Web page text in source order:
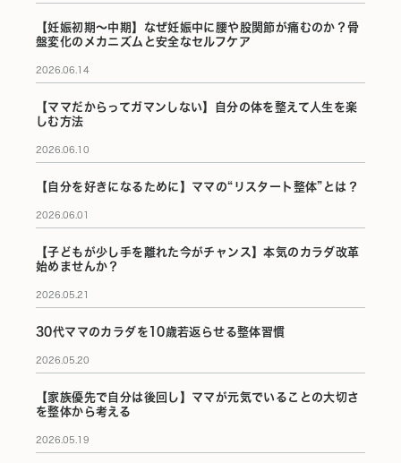
【妊娠初期〜中期】なぜ妊娠中に腰や股関節が痛むのか？骨
盤変化のメカニズムと安全なセルフケア
2026.06.14
【ママだからってガマンしない】自分の体を整えて人生を楽
しむ方法
2026.06.10
【自分を好きになるために】ママの“リスタート整体”とは？
2026.06.01
【子どもが少し手を離れた今がチャンス】本気のカラダ改革
始めませんか？
2026.05.21
30代ママのカラダを10歳若返らせる整体習慣
2026.05.20
【家族優先で自分は後回し】ママが元気でいることの大切さ
を整体から考える
2026.05.19